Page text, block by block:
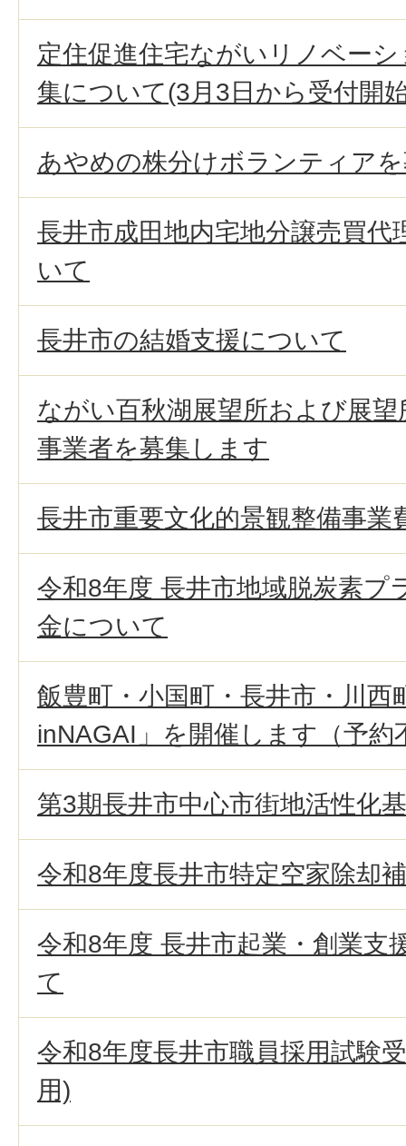
定住促進住宅ながいリノベー
集について(3月3日から受付開
あやめの株分けボランティア
長井市成田地内宅地分譲売買代
いて
長井市の結婚支援について
ながい百秋湖展望所および展
事業者を募集します
長井市重要文化的景観整備事業
令和8年度 長井市地域脱炭素プ
金について
飯豊町・小国町・長井市・川西
inNAGAI」を開催します（予約
第3期長井市中心市街地活性化
令和8年度長井市特定空家除却
令和8年度 長井市起業・創業支
て
令和8年度長井市職員採用試験
用)